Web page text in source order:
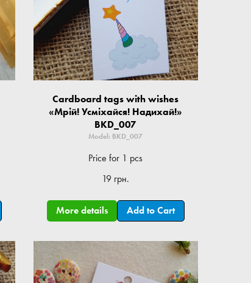
Cardboard tags with wishes
«Мрій! Усміхайся! Надихай!»
BKD_007
Model: BKD_007
Price for 1 pcs
19 грн.
More details Add to Cart